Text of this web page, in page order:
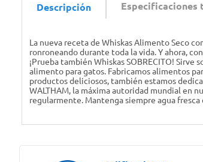
Descripción Especificaciones
La nueva receta de Whiskas Alimento Seco
ronroneando durante toda la vida. Y ahora,
¡Prueba también Whiskas SOBRECITO! Sirve
alimento para gatos. Fabricamos alimentos
productos deliciosos, también estamos
WALTHAM, la máxima autoridad mundial en
regularmente. Mantenga siempre agua